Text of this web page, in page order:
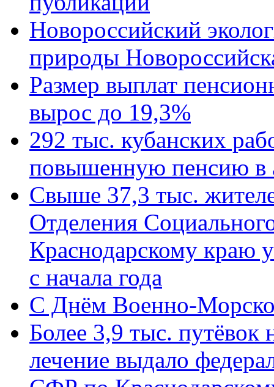
Новороссийский
природы
Размер выплат
вырос до 19,3%
292 тыс. кубанских
повышенную пенсию в
Свыше 37,3 тыс.
Отделения
Краснодарскому краю
с начала года
C Днём Военно-
Более 3,9 тыс. путёвок
лечение выдало